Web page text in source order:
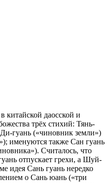
китайской даосской и
трёх стихий: Тянь-
гуань («чиновник земли»)
именуются также Сан гуань
Считалось, что
отпускает грехи, а Шуй-
идея Сань гуань нередко
о Сань юань («три